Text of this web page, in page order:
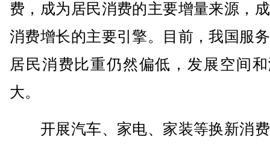
费，成为居民消费的主要增量来源，
消费增长的主要引擎。目前，我国服
居民消费比重仍然偏低，发展空间
大。
开展汽车、家电、家装等换新消